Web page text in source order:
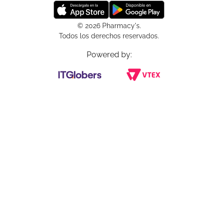
© 2026 Pharmacy's.
Todos los derechos reservados.
Powered by: